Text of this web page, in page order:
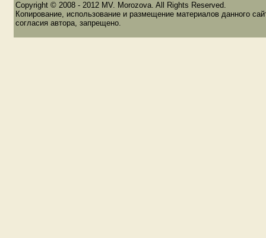
Copyright © 2008 - 2012 MV. Morozova. All Rights Reserved.
Копирование, использование и размещение материалов данного
согласия автора, запрещено.